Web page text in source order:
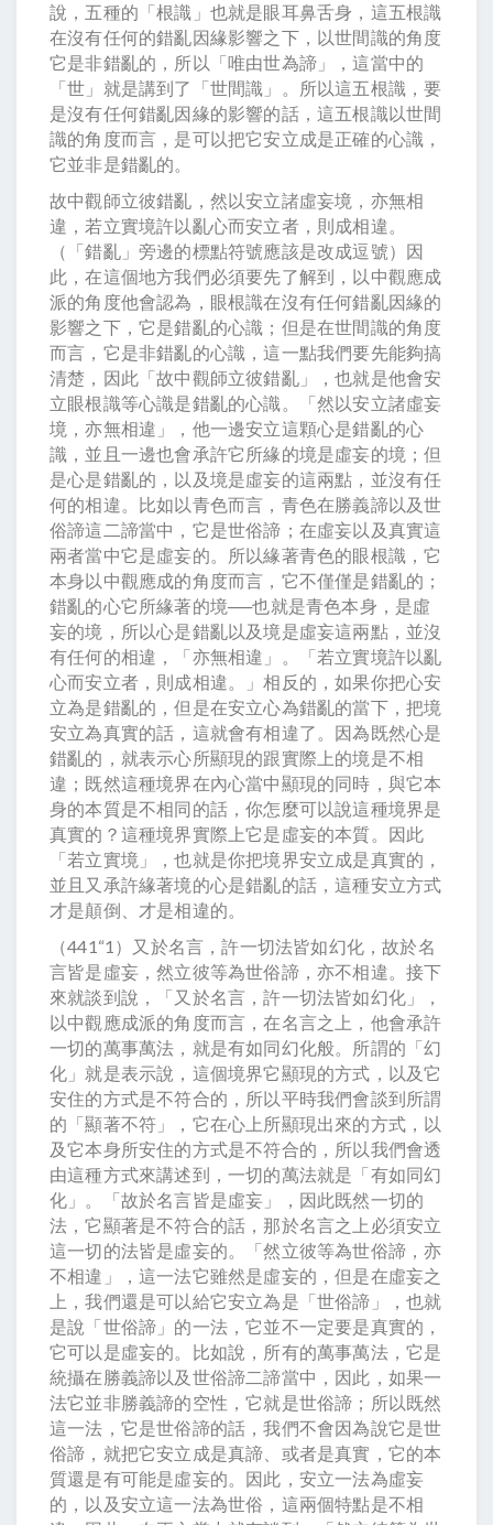
說，五種的「根識」也就是眼耳鼻舌身，這五根識
在沒有任何的錯亂因緣影響之下，以世間識的角度
它是非錯亂的，所以「唯由世為諦」，這當中的
「世」就是講到了「世間識」。所以這五根識，要
是沒有任何錯亂因緣的影響的話，這五根識以世間
識的角度而言，是可以把它安立成是正確的心識，
它並非是錯亂的。
故中觀師立彼錯亂，然以安立諸虛妄境，亦無相
違，若立實境許以亂心而安立者，則成相違。
（「錯亂」旁邊的標點符號應該是改成逗號）因
此，在這個地方我們必須要先了解到，以中觀應成
派的角度他會認為，眼根識在沒有任何錯亂因緣的
影響之下，它是錯亂的心識；但是在世間識的角度
而言，它是非錯亂的心識，這一點我們要先能夠搞
清楚，因此「故中觀師立彼錯亂」，也就是他會安
立眼根識等心識是錯亂的心識。「然以安立諸虛妄
境，亦無相違」，他一邊安立這顆心是錯亂的心
識，並且一邊也會承許它所緣的境是虛妄的境；但
是心是錯亂的，以及境是虛妄的這兩點，並沒有任
何的相違。比如以青色而言，青色在勝義諦以及世
俗諦這二諦當中，它是世俗諦；在虛妄以及真實這
兩者當中它是虛妄的。所以緣著青色的眼根識，它
本身以中觀應成的角度而言，它不僅僅是錯亂的；
錯亂的心它所緣著的境──也就是青色本身，是虛
妄的境，所以心是錯亂以及境是虛妄這兩點，並沒
有任何的相違，「亦無相違」。「若立實境許以亂
心而安立者，則成相違。」相反的，如果你把心安
立為是錯亂的，但是在安立心為錯亂的當下，把境
安立為真實的話，這就會有相違了。因為既然心是
錯亂的，就表示心所顯現的跟實際上的境是不相
違；既然這種境界在內心當中顯現的同時，與它本
身的本質是不相同的話，你怎麼可以說這種境界是
真實的？這種境界實際上它是虛妄的本質。因此
「若立實境」，也就是你把境界安立成是真實的，
並且又承許緣著境的心是錯亂的話，這種安立方式
才是顛倒、才是相違的。
（441“1）又於名言，許一切法皆如幻化，故於名
言皆是虛妄，然立彼等為世俗諦，亦不相違。接下
來就談到說，「又於名言，許一切法皆如幻化」，
以中觀應成派的角度而言，在名言之上，他會承許
一切的萬事萬法，就是有如同幻化般。所謂的「幻
化」就是表示說，這個境界它顯現的方式，以及它
安住的方式是不符合的，所以平時我們會談到所謂
的「顯著不符」，它在心上所顯現出來的方式，以
及它本身所安住的方式是不符合的，所以我們會透
由這種方式來講述到，一切的萬法就是「有如同幻
化」。「故於名言皆是虛妄」，因此既然一切的
法，它顯著是不符合的話，那於名言之上必須安立
這一切的法皆是虛妄的。「然立彼等為世俗諦，亦
不相違」，這一法它雖然是虛妄的，但是在虛妄之
上，我們還是可以給它安立為是「世俗諦」，也就
是說「世俗諦」的一法，它並不一定要是真實的，
它可以是虛妄的。比如說，所有的萬事萬法，它是
統攝在勝義諦以及世俗諦二諦當中，因此，如果一
法它並非勝義諦的空性，它就是世俗諦；所以既然
這一法，它是世俗諦的話，我們不會因為說它是世
俗諦，就把它安立成是真諦、或者是真實，它的本
質還是有可能是虛妄的。因此，安立一法為虛妄
的，以及安立這一法為世俗，這兩個特點是不相